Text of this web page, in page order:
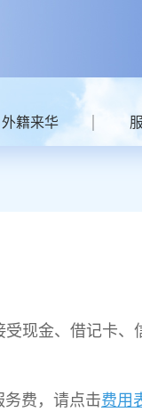
外籍来华
现金、借记卡
费，请点击费用